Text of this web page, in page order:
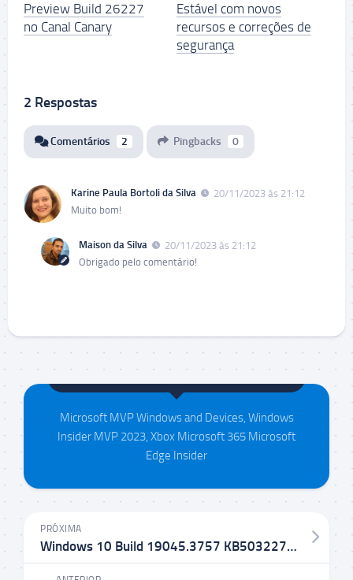
Preview Build 26227
no Canal Canary
Estável com novos
recursos e correções de
segurança
2 Respostas
Comentários 2 Pingbacks 0
Karine Paula Bortoli da Silva
20/11/2023 às 21:12
Muito bom!
Maison da Silva
20/11/2023 às 21:12
Obrigado pelo comentário!
Microsoft MVP Windows and Devices, Windows
Insider MVP 2023, Xbox Microsoft 365 Microsoft
Edge Insider
PRÓXIMA
Windows 10 Build 19045.3757 KB5032278 no Canal Release Preview